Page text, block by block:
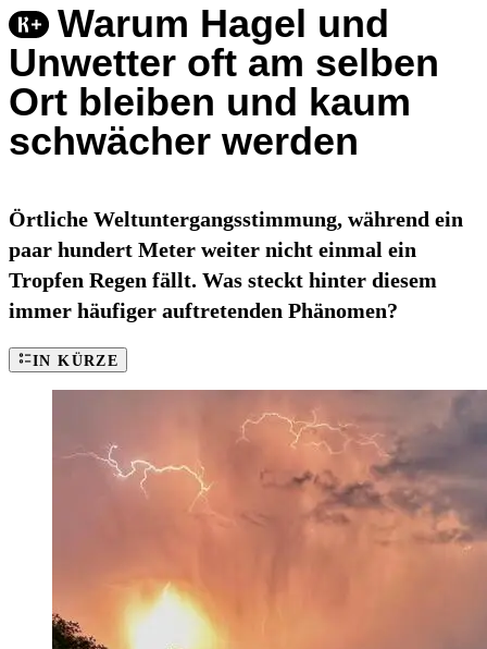
Warum Hagel und
Unwetter oft am selben
Ort bleiben und kaum
schwächer werden
Örtliche Weltuntergangsstimmung, während ein
paar hundert Meter weiter nicht einmal ein
Tropfen Regen fällt. Was steckt hinter diesem
immer häufiger auftretenden Phänomen?
IN KÜRZE